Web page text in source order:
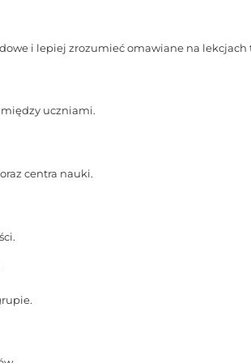
i lepiej zrozumieć omawiane na lekcjach
uczniami.
centra nauki.